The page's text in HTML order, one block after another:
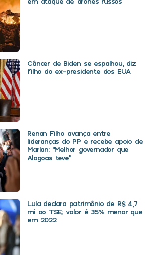
Câncer de Biden se espalhou, diz
filho do ex-presidente dos EUA
Renan Filho avança entre
lideranças do PP e recebe apoio de
Marlan: “Melhor governador que
Alagoas teve”
Lula declara patrimônio de R$ 4,7
mi ao TSE; valor é 35% menor que
em 2022